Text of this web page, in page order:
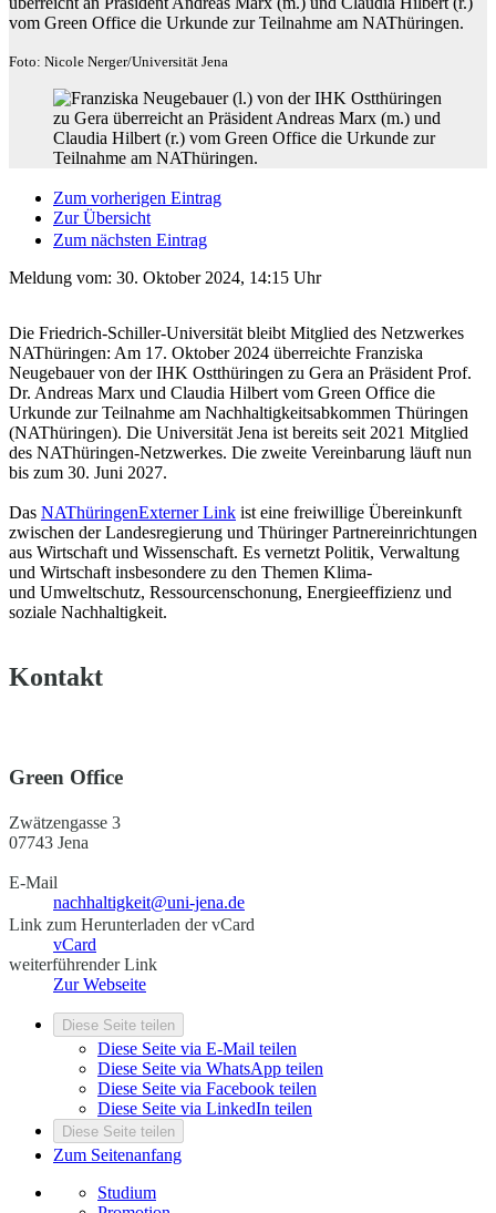
vom Green Office die Urkunde zur Teilnahme am NAThüringen.
Foto: Nicole Nerger/Universität Jena
Zum vorherigen Eintrag
Zur Übersicht
Zum nächsten Eintrag
Meldung vom: 30. Oktober 2024, 14:15 Uhr
Die Friedrich-Schiller-Universität bleibt Mitglied des Netzwerkes
NAThüringen: Am 17. Oktober 2024 überreichte Franziska
Neugebauer von der IHK Ostthüringen zu Gera an Präsident Prof.
Dr. Andreas Marx und Claudia Hilbert vom Green Office die
Urkunde zur Teilnahme am Nachhaltigkeitsabkommen Thüringen
(NAThüringen). Die Universität Jena ist bereits seit 2021 Mitglied
des NAThüringen-Netzwerkes. Die zweite Vereinbarung läuft nun
bis zum 30. Juni 2027.
Das NAThüringenExterner Link ist eine freiwillige Übereinkunft
zwischen der Landesregierung und Thüringer Partnereinrichtungen
aus Wirtschaft und Wissenschaft. Es vernetzt Politik, Verwaltung
und Wirtschaft insbesondere zu den Themen Klima-
und Umweltschutz, Ressourcenschonung, Energieeffizienz und
soziale Nachhaltigkeit.
Kontakt
Green Office
Zwätzengasse 3
07743 Jena
E-Mail
nachhaltigkeit@uni-jena.de
Link zum Herunterladen der vCard
vCard
weiterführender Link
Zur Webseite
Diese Seite teilen
Diese Seite via E-Mail teilen
Diese Seite via WhatsApp teilen
Diese Seite via Facebook teilen
Diese Seite via LinkedIn teilen
Diese Seite teilen
Zum Seitenanfang
Studium